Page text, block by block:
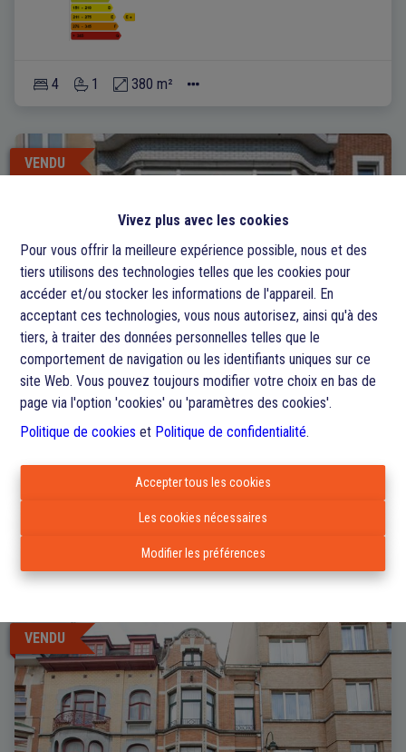
Vivez plus avec les cookies
Pour vous offrir la meilleure expérience possible, nous et des
tiers utilisons des technologies telles que les cookies pour
accéder et/ou stocker les informations de l'appareil. En
acceptant ces technologies, vous nous autorisez, ainsi qu'à des
tiers, à traiter des données personnelles telles que le
comportement de navigation ou les identifiants uniques sur ce
site Web. Vous pouvez toujours modifier votre choix en bas de
page via l'option 'cookies' ou 'paramètres des cookies'.
Politique de cookies et Politique de confidentialité.
Accepter tous les cookies
Les cookies nécessaires
Modifier les préférences
4 1 380 m²
VENDU
Maison
VENDU